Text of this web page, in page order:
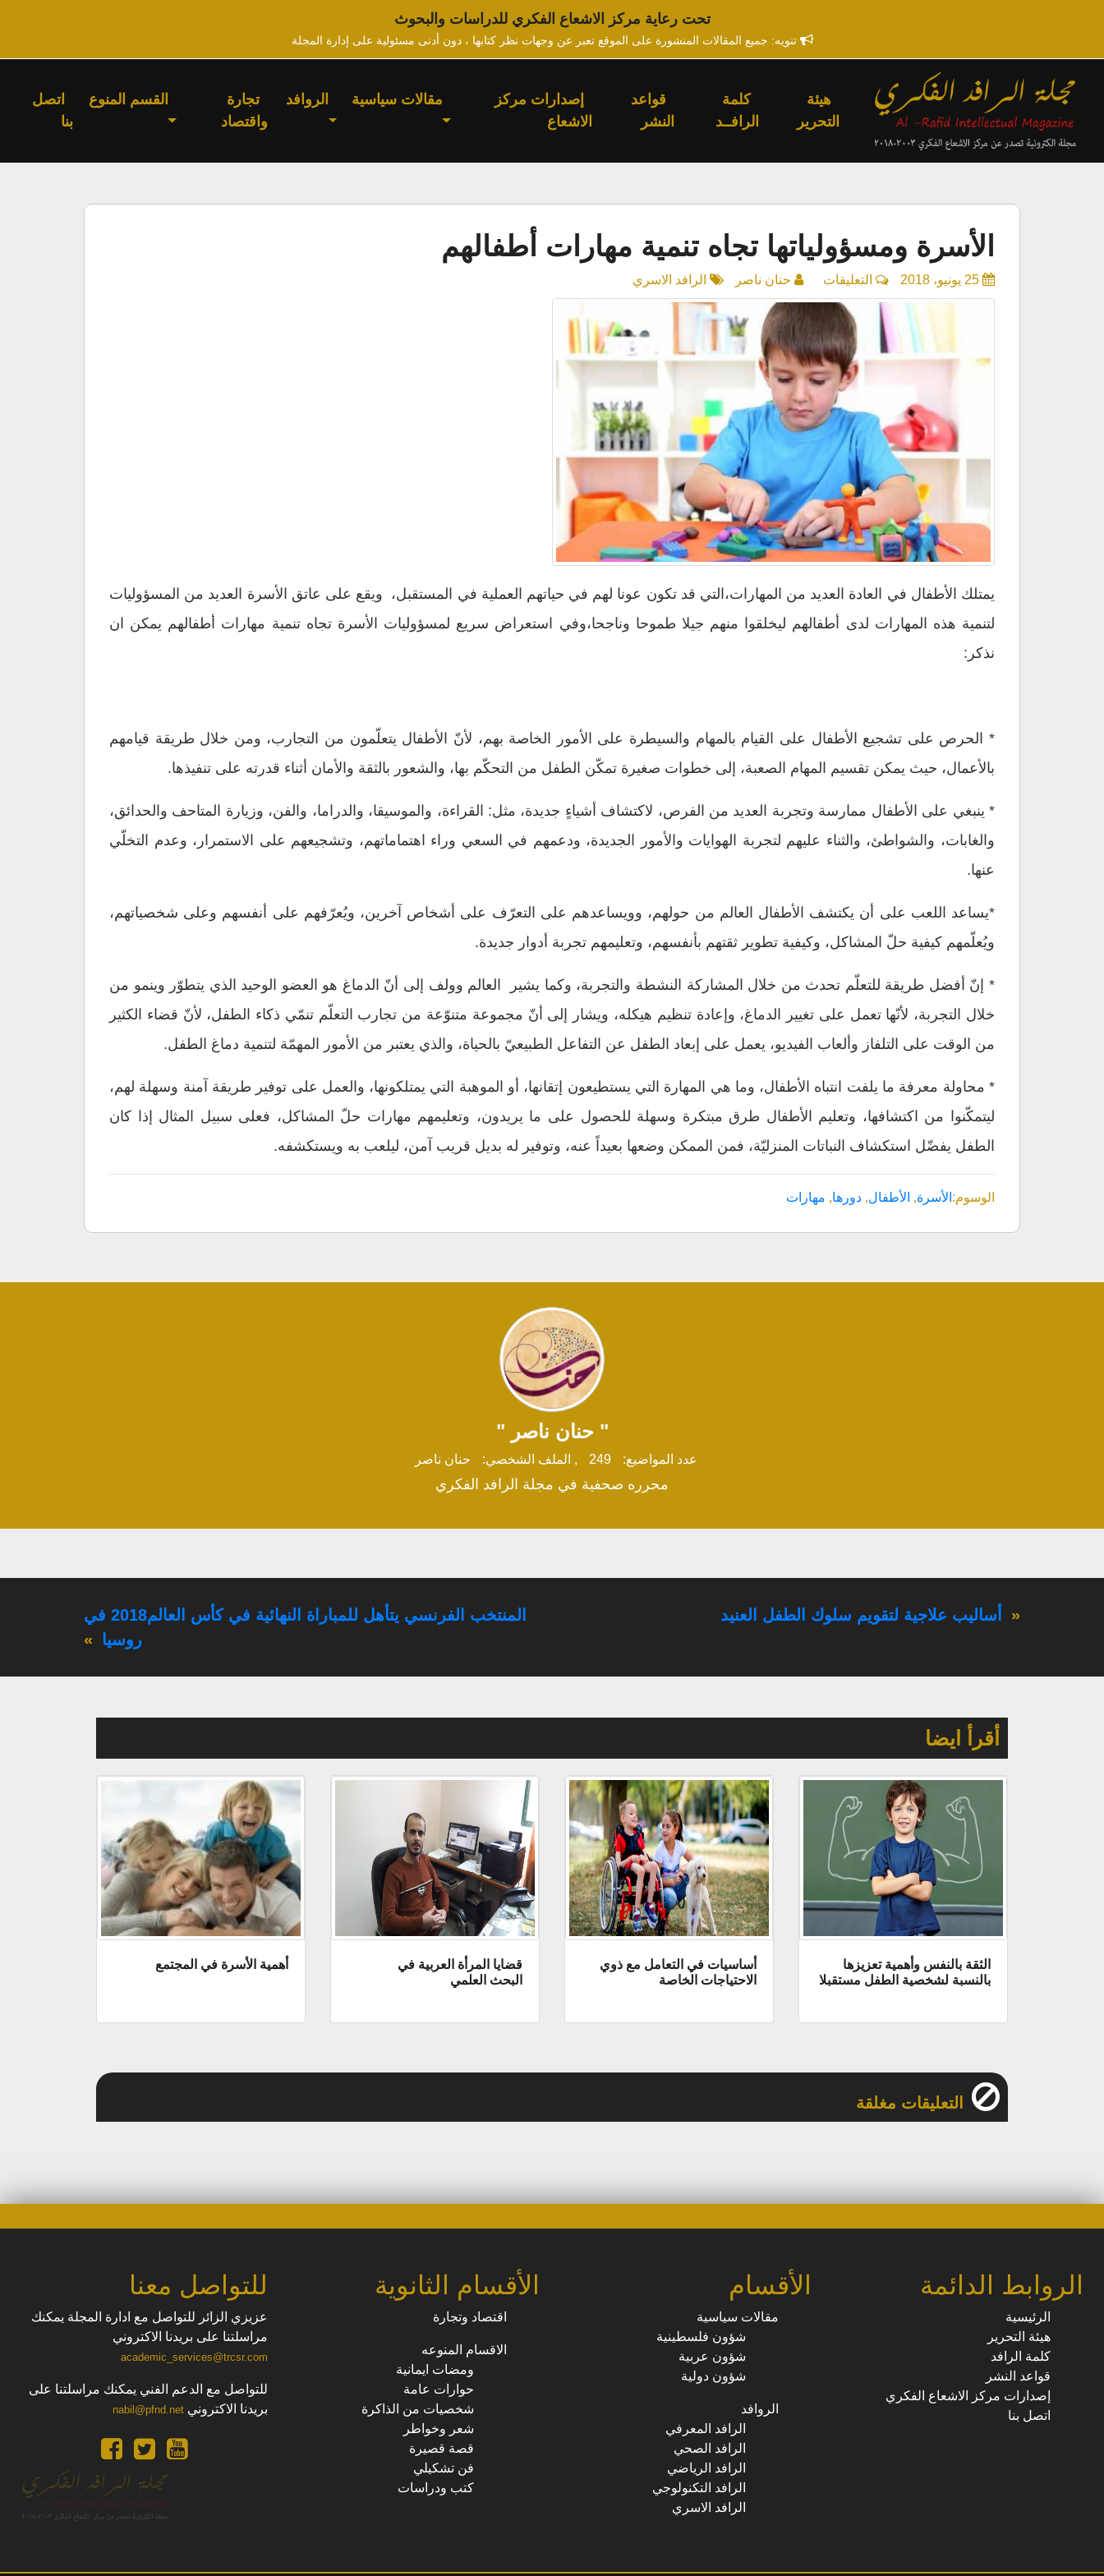
تحت رعاية مركز الاشعاع الفكري للدراسات والبحوث
تنويه: جميع المقالات المنشورة على الموقع تعبر عن وجهات نظر كتابها ، دون أدنى مسئولية على إدارة المجلة
هيئة
التحرير
كلمة
الرافــد
قواعد
النشر
إصدارات مركز
الاشعاع
مقالات سياسية الروافد
تجارة
واقتصاد
القسم المنوع
اتصل
بنا
الأسرة ومسؤولياتها تجاه تنمية مهارات أطفالهم
التعليقات
على
الأسرة
ومسؤولياتها
تجاه
تنمية
مهارات
أطفالهم
مغلقة
حنان ناصر الرافد الاسري
يمتلك الأطفال في العادة العديد من المهارات،التي قد تكون عونا لهم في حياتهم العملية في المستقبل، ويقع على عاتق الأسرة العديد من المسؤوليات
لتنمية هذه المهارات لدى أطفالهم ليخلقوا منهم جيلا طموحا وناجحا،وفي استعراض سريع لمسؤوليات الأسرة تجاه تنمية مهارات أطفالهم يمكن ان
نذكر:
* الحرص على تشجيع الأطفال على القيام بالمهام والسيطرة على الأمور الخاصة بهم، لأنّ الأطفال يتعلّمون من التجارب، ومن خلال طريقة قيامهم
بالأعمال، حيث يمكن تقسيم المهام الصعبة، إلى خطوات صغيرة تمكّن الطفل من التحكّم بها، والشعور بالثقة والأمان أثناء قدرته على تنفيذها.
* ينبغي على الأطفال ممارسة وتجربة العديد من الفرص، لاكتشاف أشياءٍ جديدة، مثل: القراءة، والموسيقا، والدراما، والفن، وزيارة المتاحف والحدائق،
والغابات، والشواطئ، والثناء عليهم لتجربة الهوايات والأمور الجديدة، ودعمهم في السعي وراء اهتماماتهم، وتشجيعهم على الاستمرار، وعدم التخلّي
عنها.
*يساعد اللعب على أن يكتشف الأطفال العالم من حولهم، وويساعدهم على التعرّف على أشخاص آخرين، ويُعرّفهم على أنفسهم وعلى شخصياتهم،
ويُعلّمهم كيفية حلّ المشاكل، وكيفية تطوير ثقتهم بأنفسهم، وتعليمهم تجربة أدوار جديدة.
* إنّ أفضل طريقة للتعلّم تحدث من خلال المشاركة النشطة والتجربة، وكما يشير العالم وولف إلى أنّ الدماغ هو العضو الوحيد الذي يتطوّر وينمو من
خلال التجربة، لأنّها تعمل على تغيير الدماغ، وإعادة تنظيم هيكله، ويشار إلى أنّ مجموعة متنوّعة من تجارب التعلّم تنمّي ذكاء الطفل، لأنّ قضاء الكثير
من الوقت على التلفاز وألعاب الفيديو، يعمل على إبعاد الطفل عن التفاعل الطبيعيّ بالحياة، والذي يعتبر من الأمور المهمّة لتنمية دماغ الطفل.
* محاولة معرفة ما يلفت انتباه الأطفال، وما هي المهارة التي يستطيعون إتقانها، أو الموهبة التي يمتلكونها، والعمل على توفير طريقة آمنة وسهلة لهم،
ليتمكّنوا من اكتشافها، وتعليم الأطفال طرق مبتكرة وسهلة للحصول على ما يريدون، وتعليمهم مهارات حلّ المشاكل، فعلى سبيل المثال إذا كان
الطفل يفضّل استكشاف النباتات المنزليّة، فمن الممكن وضعها بعيداً عنه، وتوفير له بديل قريب آمن، ليلعب به ويستكشفه.
الوسوم: الأسرة, الأطفال, دورها, مهارات
" حنان ناصر "
عدد المواضيع: 249
, الملف الشخصي: حنان ناصر
محرره صحفية في مجلة الرافد الفكري
« أساليب علاجية لتقويم سلوك الطفل العنيد
المنتخب الفرنسي يتأهل للمباراة النهائية في كأس العالم2018 في
روسيا »
أقرأ ايضا
الثقة بالنفس وأهمية تعزيزها
بالنسبة لشخصية الطفل مستقبلا
أساسيات في التعامل مع ذوي
الاحتياجات الخاصة
قضايا المرأة العربية في
البحث العلمي
أهمية الأسرة في المجتمع
التعليقات مغلقة
الروابط الدائمة
الرئيسية
هيئة التحرير
كلمة الرافد
قواعد النشر
إصدارات مركز الاشعاع الفكري
اتصل بنا
الأقسام
مقالات سياسية
شؤون فلسطينية
شؤون عربية
شؤون دولية
الروافد
الرافد المعرفي
الرافد الصحي
الرافد الرياضي
الرافد التكنولوجي
الرافد الاسري
الأقسام الثانوية
اقتصاد وتجارة
الاقسام المنوعه
ومضات ايمانية
حوارات عامة
شخصيات من الذاكرة
شعر وخواطر
قصة قصيرة
فن تشكيلي
كتب ودراسات
للتواصل معنا
عزيزي الزائر للتواصل مع ادارة المجلة يمكنك
مراسلتنا على بريدنا الاكتروني
academic_services@trcsr.com
للتواصل مع الدعم الفني يمكنك مراسلتنا على
بريدنا الاكتروني nabil@pfnd.net